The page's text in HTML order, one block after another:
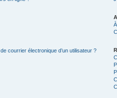
courrier électronique d’un utilisateur ?